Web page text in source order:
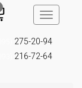
Toggle
275-20-94
216-72-64